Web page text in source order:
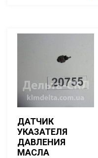
ДАТЧИК
УКАЗАТЕЛЯ
ДАВЛЕНИЯ
МАСЛА